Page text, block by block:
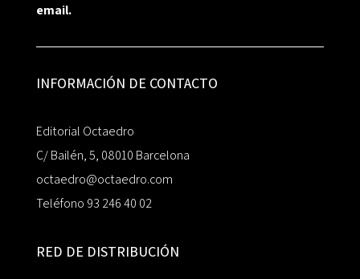
email.
INFORMACIÓN DE CONTACTO
Editorial Octaedro
C/ Bailén, 5, 08010 Barcelona
octaedro@octaedro.com
Teléfono 93 246 40 02
RED DE DISTRIBUCIÓN